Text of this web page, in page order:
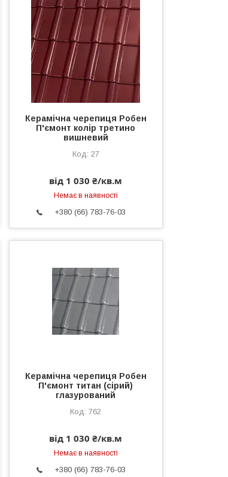
Керамічна черепиця Робен
П'ємонт колір третино
вишневий
27
від 1 030 ₴/кв.м
Немає в наявності
+380 (66) 783-76-03
Керамічна черепиця Робен
П'ємонт титан (сірий)
глазурований
762
від 1 030 ₴/кв.м
Немає в наявності
+380 (66) 783-76-03